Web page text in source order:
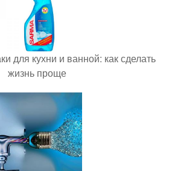
для кухни и ванной: как сделать
жизнь проще